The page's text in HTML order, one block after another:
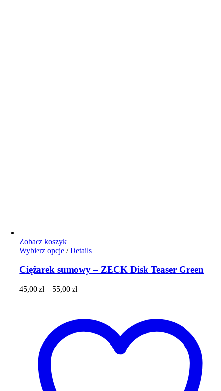
Zobacz koszyk
Wybierz opcje Ten
ma
wiele
wariantów.
Opcje
na
stronie
produktu
/ Details
Ciężarek sumowy – ZECK Disk Teaser Green
45,00zł – 55,00złZakres
55,00 zł